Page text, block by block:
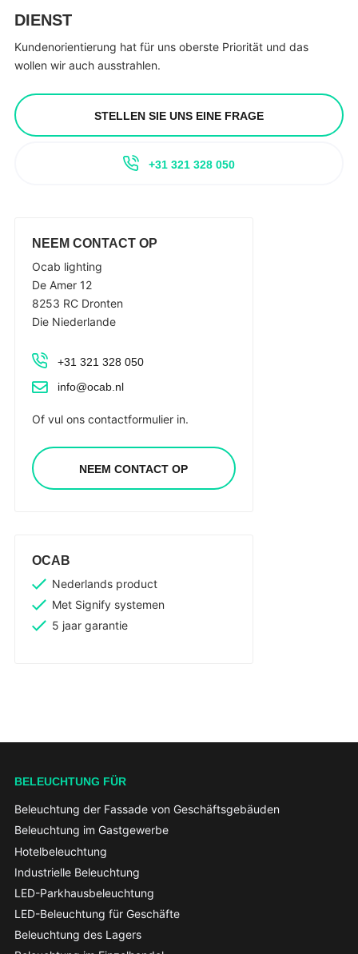
DIENST
Kundenorientierung hat für uns oberste Priorität und das
wollen wir auch ausstrahlen.
STELLEN SIE UNS EINE FRAGE
+31 321 328 050
NEEM CONTACT OP
Ocab lighting
De Amer 12
8253 RC Dronten
Die Niederlande
+31 321 328 050
info@ocab.nl
Of vul ons contactformulier in.
NEEM CONTACT OP
OCAB
Nederlands product
Met Signify systemen
5 jaar garantie
BELEUCHTUNG FÜR
Beleuchtung der Fassade von Geschäftsgebäuden
Beleuchtung im Gastgewerbe
Hotelbeleuchtung
Industrielle Beleuchtung
LED-Parkhausbeleuchtung
LED-Beleuchtung für Geschäfte
Beleuchtung des Lagers